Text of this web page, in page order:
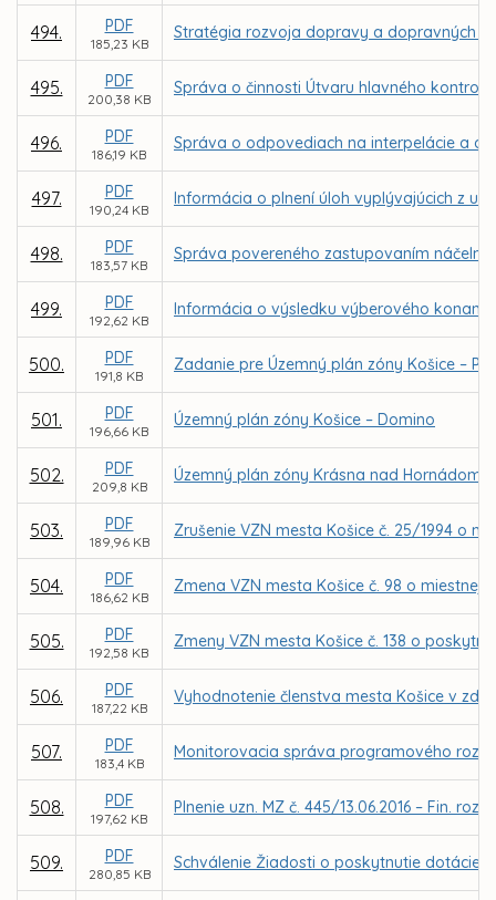
494. PDF
185,23 KB
Stratégia rozvoja dopravy a dopravných
495. PDF
200,38 KB
Správa o činnosti Útvaru hlavného
496. PDF
186,19 KB
Správa o odpovediach na interpelácie a
497. PDF
190,24 KB
Informácia o plnení úloh vyplývajúcich z
498. PDF
183,57 KB
Správa povereného zastupovaním
499. PDF
192,62 KB
Informácia o výsledku výberového
500. PDF
191,8 KB
Zadanie pre Územný plán zóny Košice –
501. PDF
196,66 KB
Územný plán zóny Košice – Domino
502. PDF
209,8 KB
Územný plán zóny Krásna nad Hornádom
503. PDF
189,96 KB
Zrušenie VZN mesta Košice č. 25/1994 o
504. PDF
186,62 KB
Zmena VZN mesta Košice č. 98 o
505. PDF
192,58 KB
Zmeny VZN mesta Košice č. 138 o
506. PDF
187,22 KB
Vyhodnotenie členstva mesta Košice v
507. PDF
183,4 KB
Monitorovacia správa programového
508. PDF
197,62 KB
Plnenie uzn. MZ č. 445/13.06.2016 – Fin.
509. PDF
280,85 KB
Schválenie Žiadosti o poskytnutie dotácie